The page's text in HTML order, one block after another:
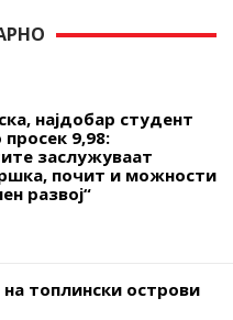
најдобар студент
9,98:
заслужуваат
почит и можности
развој“
топлински острови